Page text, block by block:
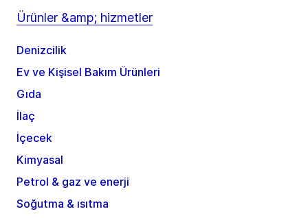
Ürünler &amp; hizmetler
Denizcilik
Ev ve Kişisel Bakım Ürünleri
Gıda
İlaç
İçecek
Kimyasal
Petrol & gaz ve enerji
Soğutma & ısıtma